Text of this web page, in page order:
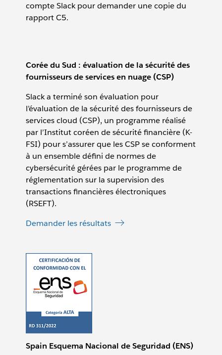
compte Slack pour demander une copie du
rapport C5.
Corée du Sud : évaluation de la sécurité des
fournisseurs de services en nuage (CSP)
Slack a terminé son évaluation pour
l’évaluation de la sécurité des fournisseurs de
services cloud (CSP), un programme réalisé
par l’Institut coréen de sécurité financière (K-
FSI) pour s’assurer que les CSP se conforment
à un ensemble défini de normes de
cybersécurité gérées par le programme de
réglementation sur la supervision des
transactions financières électroniques
(RSEFT).
Demander les résultats
Spain Esquema Nacional de Seguridad (ENS)